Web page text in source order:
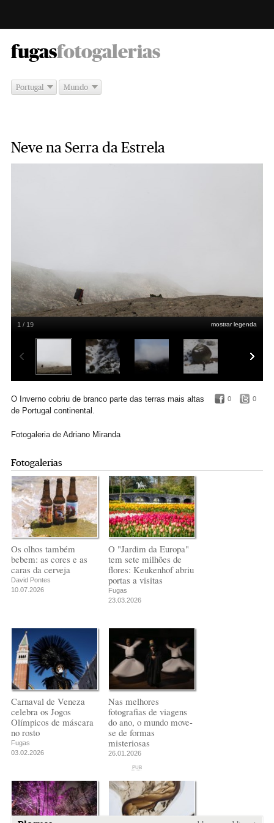
fugas -
fotogalerias
Portugal Mundo
Neve na Serra da Estrela
mostrar legenda
1 / 19
0 0
O Inverno cobriu de branco parte das terras mais altas
de Portugal continental.
Fotogaleria de Adriano Miranda
Fotogalerias
Os olhos também
bebem: as cores e as
caras da cerveja
David Pontes
10.07.2026
O "Jardim da Europa"
tem sete milhões de
flores: Keukenhof abriu
portas a visitas
Fugas
23.03.2026
Carnaval de Veneza
celebra os Jogos
Olímpicos de máscara
no rosto
Fugas
03.02.2026
Nas melhores
fotografias de viagens
do ano, o mundo move-
se de formas
misteriosas
26.01.2026
PUB
PUB
PUB